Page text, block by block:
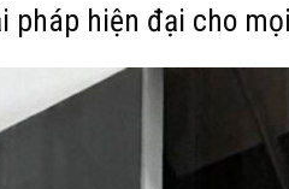
pháp hiện đại cho